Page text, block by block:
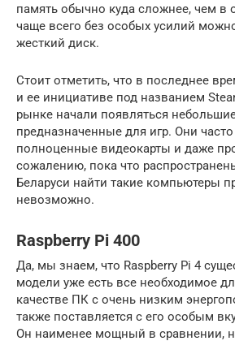
память обычно куда сложнее, чем
чаще всего без особых усилий
жесткий диск.
Стоит отметить, что в последнее
и ее инициативе под названием
рынке начали появляться
предназначенные для игр. Они
полноценные видеокарты и даже
сожалению, пока что
Беларуси найти такие компьютеры
невозможно.
Raspberry Pi 400
Да, мы знаем, что Raspberry Pi 4
модели уже есть все необходимое
качестве ПК с очень низким
также поставляется с его особым
Он наименее мощный в сравнении,